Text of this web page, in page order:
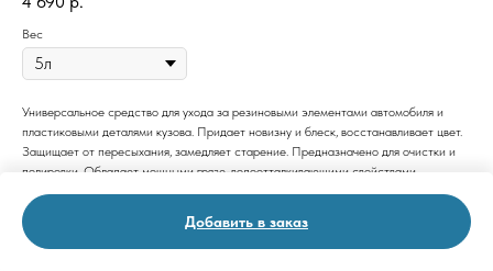
Вес
Добавить в заказ
Универсальное средство для ухода за резиновыми элементами автомобиля и
пластиковыми деталями кузова. Придает новизну и блеск, восстанавливает цвет.
Защищает от пересыхания, замедляет старение. Предназначено для очистки и
полировки. Обладает мощными грязе-водоотталкивающими свойствами.